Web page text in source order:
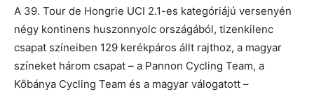
A 39. Tour de Hongrie UCI 2.1-es kategóriájú versenyén
négy kontinens huszonnyolc országából, tizenkilenc
csapat színeiben 129 kerékpáros állt rajthoz, a magyar
színeket három csapat – a Pannon Cycling Team, a
Kőbánya Cycling Team és a magyar válogatott –